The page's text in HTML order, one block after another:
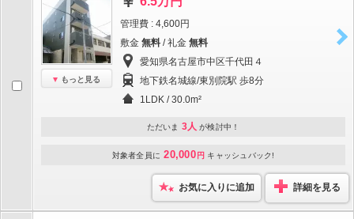
もっと見る
管理費 : 4,600円
敷金 無料 / 礼金 無料
愛知県名古屋市中区千代田４
地下鉄名城線/東別院駅 歩8分
1LDK / 30.0m²
ただいま 3人 が検討中！
対象者全員に 20,000 円 キャッシュバック!
お気に入りに追加 詳細を見る